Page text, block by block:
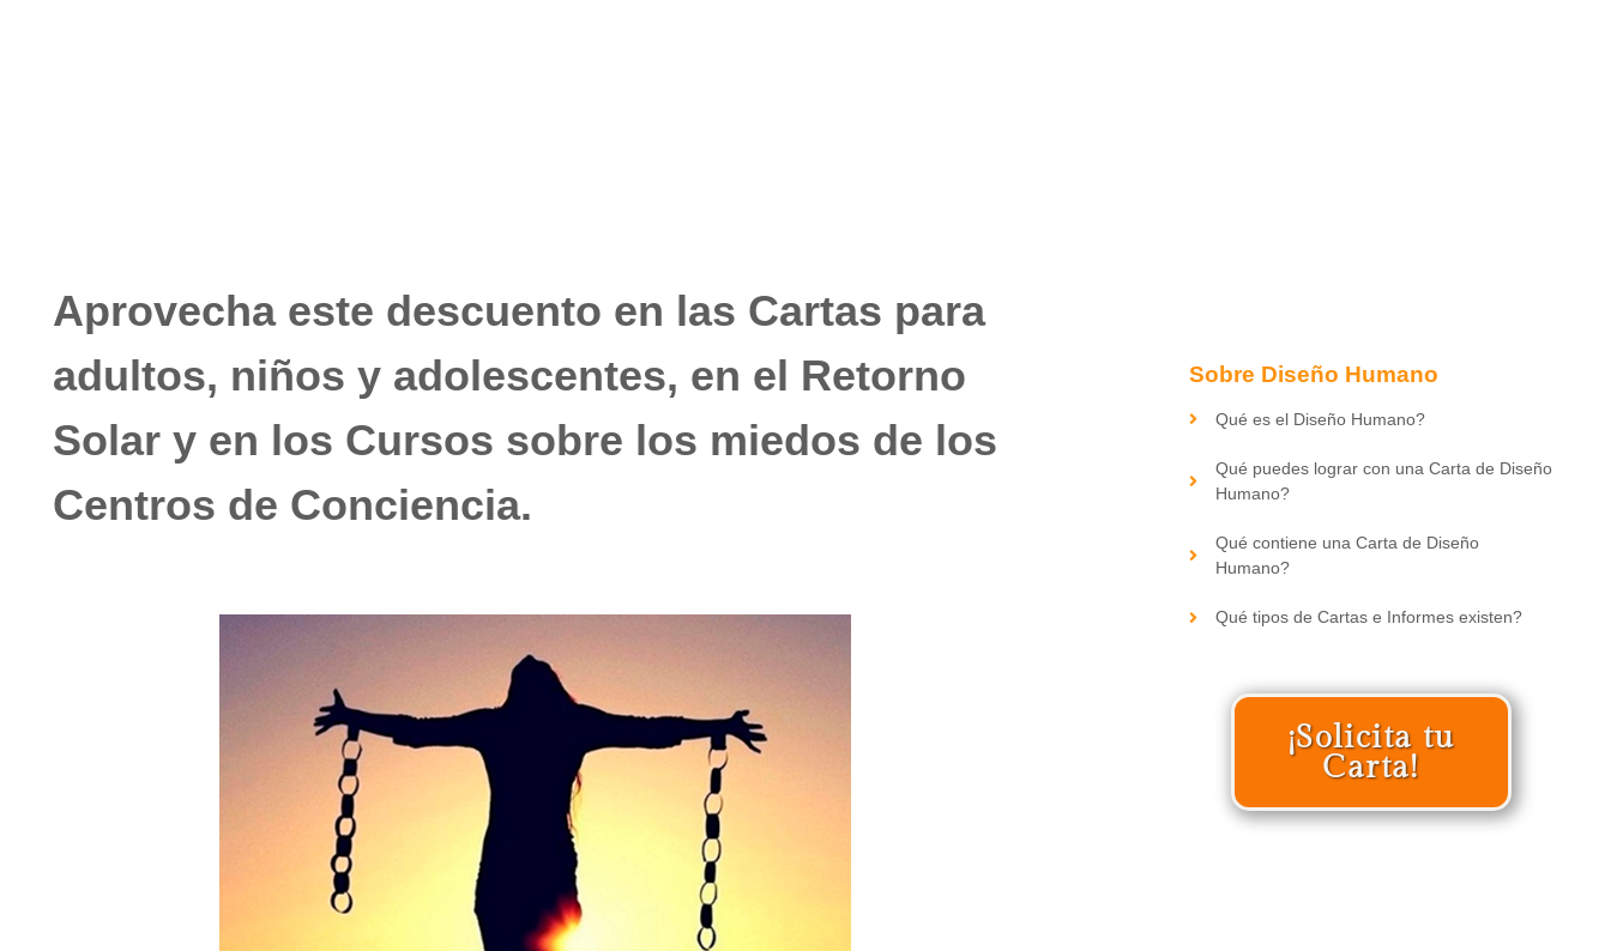
Aprovecha este descuento en las Cartas para
adultos, niños y adolescentes, en el Retorno
Solar y en los Cursos sobre los miedos de los
Centros de Conciencia.
Sobre Diseño Humano
Qué es el Diseño Humano?
Qué puedes lograr con una Carta de Diseño
Humano?
Qué contiene una Carta de Diseño
Humano?
Qué tipos de Cartas e Informes existen?
¡Solicita tu
Carta!